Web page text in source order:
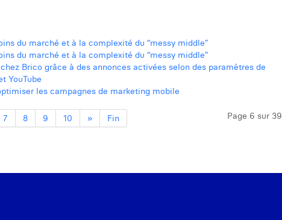
du marché et à la complexité du “messy middle”
du marché et à la complexité du “messy middle”
Brico grâce à des annonces activées selon des paramètres de
YouTube
les campagnes de marketing mobile
7 8 9 10 » Fin Page 6 sur 39